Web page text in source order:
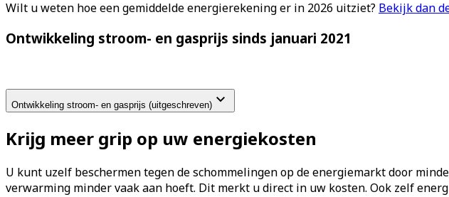
Wilt u weten hoe een gemiddelde energierekening er in 2026 uitziet? Bekijk dan
Ontwikkeling stroom- en gasprijs sinds januari 2021
Ontwikkeling stroom- en gasprijs (uitgeschreven)
Krijg meer grip op uw energiekosten
U kunt uzelf beschermen tegen de schommelingen op de energiemarkt door
verwarming minder vaak aan hoeft. Dit merkt u direct in uw kosten. Ook zelf